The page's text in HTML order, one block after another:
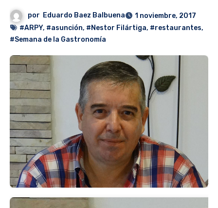
por Eduardo Baez Balbuena
1 noviembre, 2017
#ARPY, #asunción, #Nestor Filártiga, #restaurantes,
#Semana de la Gastronomía